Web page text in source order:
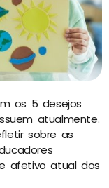
os 5 desejos
atualmente.
sobre as
afetivo atual dos